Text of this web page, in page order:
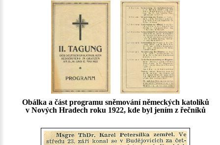
Obálka a část programu sněmování německých katolíků
v Nových Hradech roku 1922, kde byl jením z řečníků